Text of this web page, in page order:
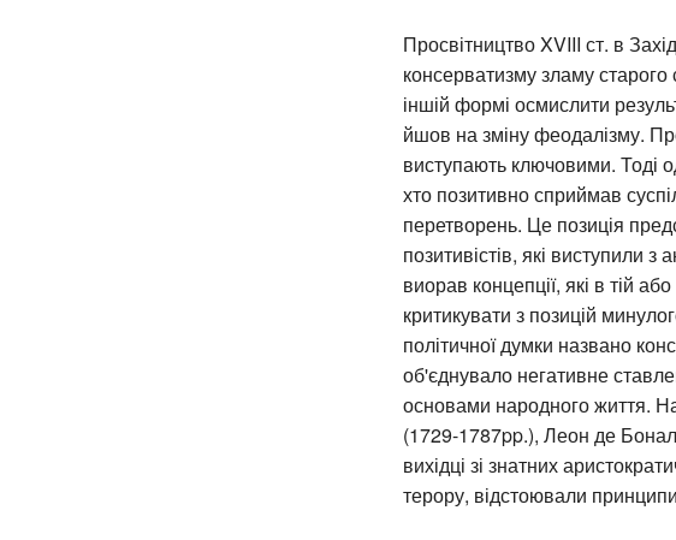
Просвітництво XVIII ст. в
консерватизму зламу старого
іншій формі осмислити
йшов на зміну феодалізму.
виступають ключовими. Тоді
хто позитивно сприймав
перетворень. Це позиція
позитивістів, які виступили
виорав концепції, які в тій
критикувати з позицій
політичної думки названо
об'єднувало негативне
основами народного життя.
(1729-1787pp.), Леон де
вихідці зі знатних
терору, відстоювали принципи